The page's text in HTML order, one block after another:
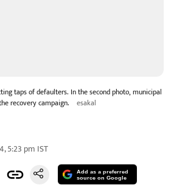
taps of defaulters. In the second photo, municipal
recovery campaign.
esakal
5:23 pm IST
Add as a preferred
source on Google